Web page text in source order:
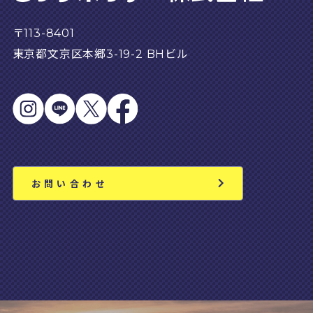
〒113-8401
東京都文京区本郷3-19-2 BHビル
お問い合わせ